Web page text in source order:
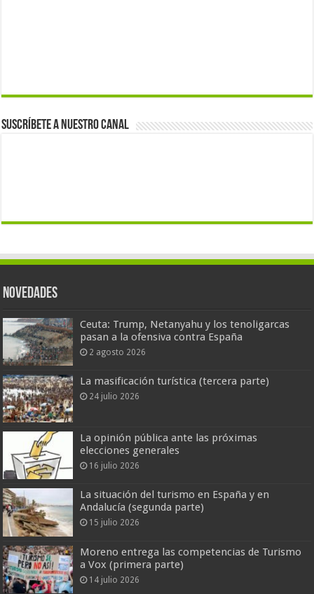
Suscríbete a nuestro canal
Novedades
Ceuta: Trump, Netanyahu y los tenoligarcas
pasan a la ofensiva contra España
2 agosto 2026
La masificación turística (tercera parte)
24 julio 2026
La opinión pública ante las próximas
elecciones generales
16 julio 2026
La situación del turismo en España y en
Andalucía (segunda parte)
15 julio 2026
Moreno entrega las competencias de Turismo
a Vox (primera parte)
14 julio 2026